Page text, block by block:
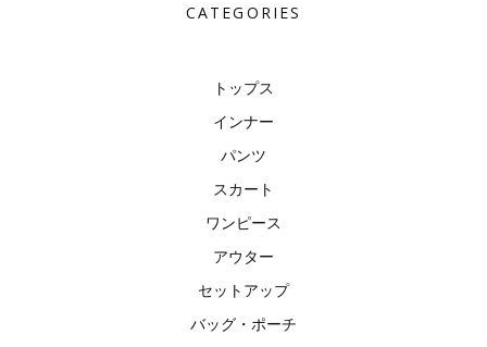
CATEGORIES
トップス
インナー
パンツ
スカート
ワンピース
アウター
セットアップ
バッグ・ポーチ